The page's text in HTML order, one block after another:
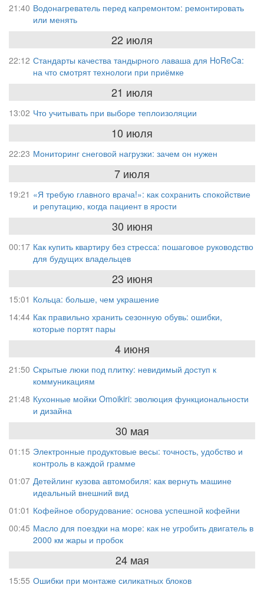
21:40 Водонагреватель перед капремонтом: ремонтировать
или менять
22 июля
22:12 Стандарты качества тандырного лаваша для HoReCa:
на что смотрят технологи при приёмке
21 июля
13:02 Что учитывать при выборе теплоизоляции
10 июля
22:23 Мониторинг снеговой нагрузки: зачем он нужен
7 июля
19:21 «Я требую главного врача!»: как сохранить спокойствие
и репутацию, когда пациент в ярости
30 июня
00:17 Как купить квартиру без стресса: пошаговое руководство
для будущих владельцев
23 июня
15:01 Кольца: больше, чем украшение
14:44 Как правильно хранить сезонную обувь: ошибки,
которые портят пары
4 июня
21:50 Скрытые люки под плитку: невидимый доступ к
коммуникациям
21:48 Кухонные мойки Omoikiri: эволюция функциональности
и дизайна
30 мая
01:15 Электронные продуктовые весы: точность, удобство и
контроль в каждой грамме
01:07 Детейлинг кузова автомобиля: как вернуть машине
идеальный внешний вид
01:01 Кофейное оборудование: основа успешной кофейни
00:45 Масло для поездки на море: как не угробить двигатель в
2000 км жары и пробок
24 мая
15:55 Ошибки при монтаже силикатных блоков